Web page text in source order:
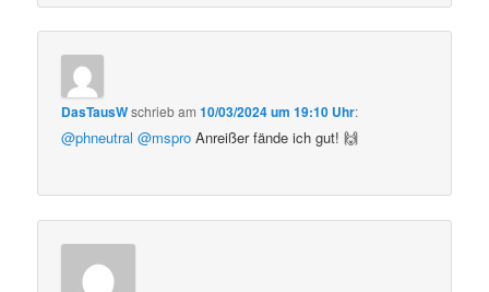
DasTausWschriebam10/03/2024 um 19:10 Uhr:
@phneutral @mspro Anreißer fände ich gut! 🙌